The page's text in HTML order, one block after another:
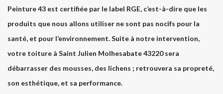
Peinture 43 est certifiée par le label RGE, c’est-à-dire que les
produits que nous allons utiliser ne sont pas nocifs pour la
santé, et pour l’environnement. Suite à notre intervention,
votre toiture à Saint Julien Molhesabate 43220 sera
débarrasser des mousses, des lichens ; retrouvera sa propreté,
son esthétique, et sa performance.